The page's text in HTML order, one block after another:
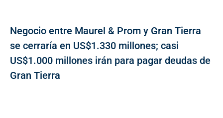
Negocio entre Maurel & Prom y Gran Tierra
se cerraría en US$1.330 millones; casi
US$1.000 millones irán para pagar deudas de
Gran Tierra